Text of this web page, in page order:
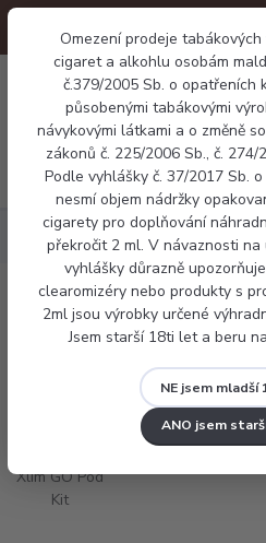
Omezení prodeje
cigaret a alkohlu osobám
č.379/2005 Sb. o opatřeních
působenými tabákovými
návykovými látkami a o změně
zákonů č. 225/2006 Sb., č.
Podle vyhlášky č. 37/2017 Sb.
nesmí objem nádržky
cigarety pro doplňování
překročit 2 ml. V návaznosti
vyhlášky důrazně
clearomizéry nebo produkty s
2ml jsou výrobky určené
Jsem starší 18ti let a beru
NE jsem
ANO jsem
Elektronické cigarety Pod
OXVA Xlim GO Pod